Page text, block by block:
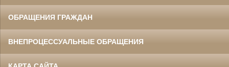
ОБРАЩЕНИЯ ГРАЖДАН
ВНЕПРОЦЕССУАЛЬНЫЕ ОБРАЩЕНИЯ